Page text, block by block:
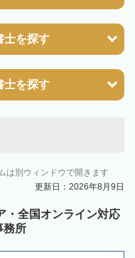
士を探す
士を探す
は別ウィンドウで開きます
更新日：2026年8月9日
・全国オンライン対応
務所